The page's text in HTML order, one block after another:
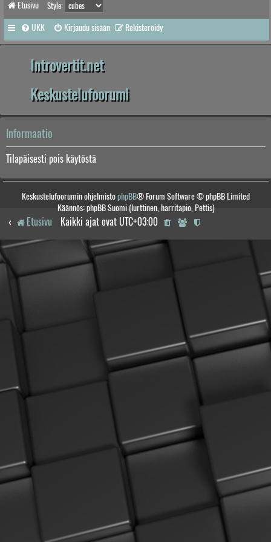
Etusivu Style:
UKK Kirjaudu sisään Rekisteröidy
Introvertit.net
Keskustelufoorumi
Informaatio
Tilapäisesti pois käytöstä
Keskustelufoorumin ohjelmistophpBB® Forum Software © phpBB Limited
Käännös: phpBB Suomi (lurttinen, harritapio, Pettis)
Etusivu Kaikki ajat ovat UTC+03:00